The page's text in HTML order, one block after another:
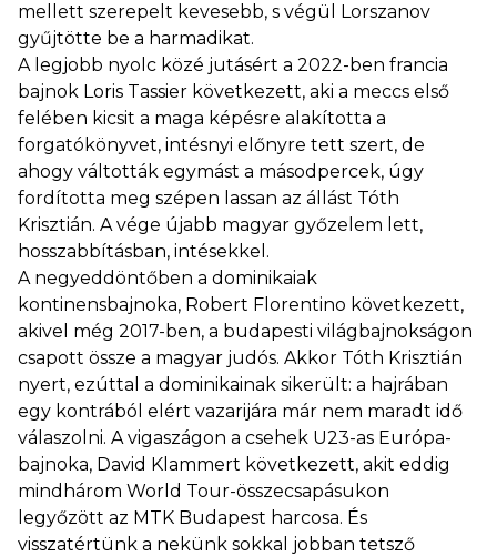
mellett szerepelt kevesebb, s végül Lorszanov
gyűjtötte be a harmadikat.
A legjobb nyolc közé jutásért a 2022-ben francia
bajnok Loris Tassier következett, aki a meccs első
felében kicsit a maga képésre alakította a
forgatókönyvet, intésnyi előnyre tett szert, de
ahogy váltották egymást a másodpercek, úgy
fordította meg szépen lassan az állást Tóth
Krisztián. A vége újabb magyar győzelem lett,
hosszabbításban, intésekkel.
A negyeddöntőben a dominikaiak
kontinensbajnoka, Robert Florentino következett,
akivel még 2017-ben, a budapesti világbajnokságon
csapott össze a magyar judós. Akkor Tóth Krisztián
nyert, ezúttal a dominikainak sikerült: a hajrában
egy kontrából elért vazarijára már nem maradt idő
válaszolni. A vigaszágon a csehek U23-as Európa-
bajnoka, David Klammert következett, akit eddig
mindhárom World Tour-összecsapásukon
legyőzött az MTK Budapest harcosa. És
visszatértünk a nekünk sokkal jobban tetsző